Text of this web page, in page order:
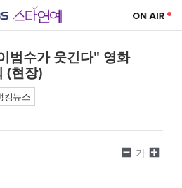
범수가 웃긴다" 영화
(현장)
킹뉴스
가